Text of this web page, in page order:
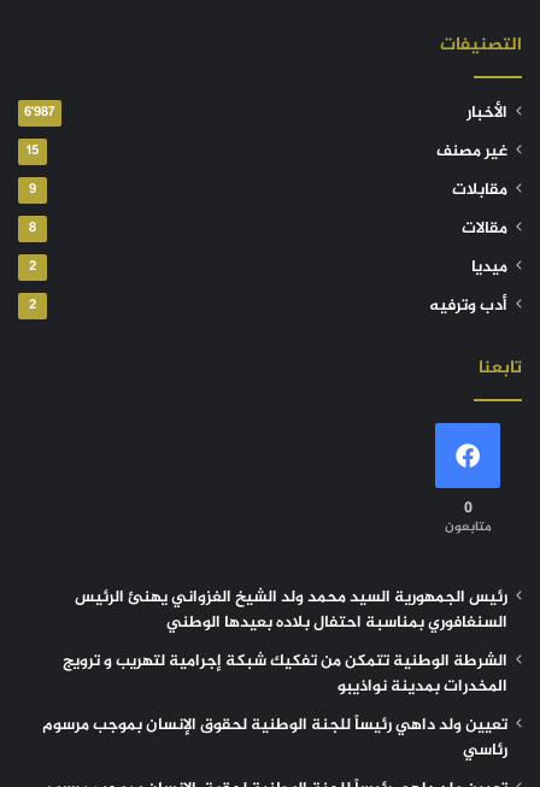
التصنيفات
الأخبار 6٬987
غير مصنف 15
مقابلات 9
مقالات 8
ميديا 2
أدب وترفيه 2
تابعنا
0
متابعون
رئيس الجمهورية السيد محمد ولد الشيخ الغزواني يهنئ الرئيس
السنغافوري بمناسبة احتفال بلاده بعيدها الوطني
الشرطة الوطنية تتمكن من تفكيك شبكة إجرامية لتهريب و ترويج
المخدرات بمدينة نواذيبو
تعيين ولد داهي رئيساً للجنة الوطنية لحقوق الإنسان بموجب مرسوم
رئاسي